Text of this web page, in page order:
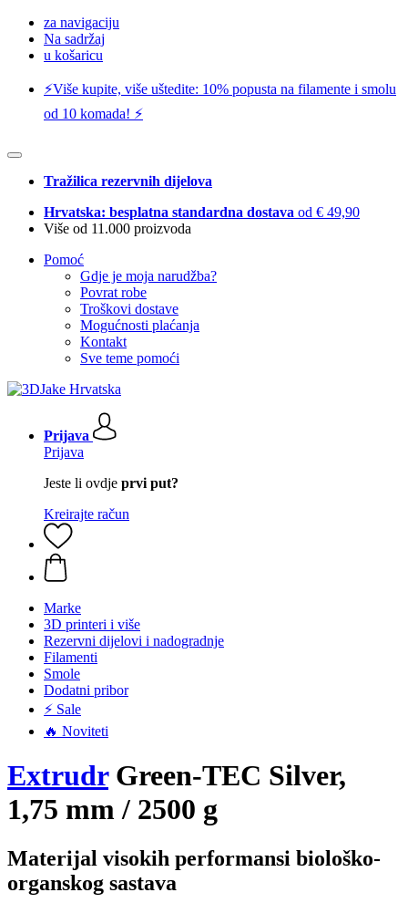
za navigaciju
Na sadržaj
u košaricu
⚡️Više kupite, više uštedite: 10% popusta na filamente i smolu
od 10 komada! ⚡️
Tražilica rezervnih dijelova
Hrvatska: besplatna standardna dostava od € 49,90
Više od 11.000 proizvoda
Pomoć
Gdje je moja narudžba?
Povrat robe
Troškovi dostave
Mogućnosti plaćanja
Kontakt
Sve teme pomoći
Prijava
Prijava
Jeste li ovdje prvi put?
Kreirajte račun
Marke
3D printeri i više
Rezervni dijelovi i nadogradnje
Filamenti
Smole
Dodatni pribor
⚡ Sale
🔥 Noviteti
ExtrudrGreen-TEC Silver,
1,75 mm / 2500 g
Materijal visokih performansi biološko-
organskog sastava